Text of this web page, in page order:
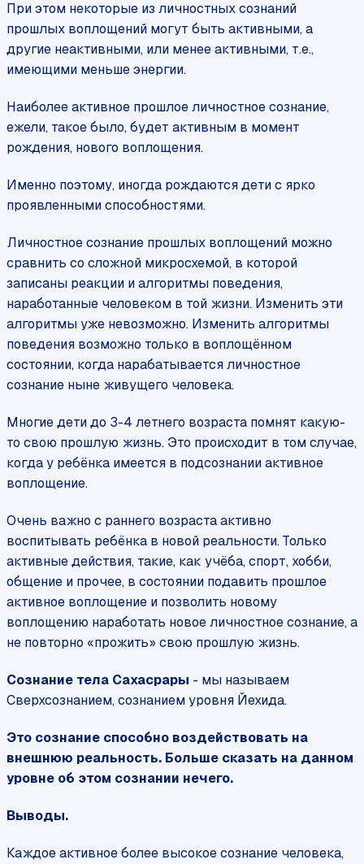
При этом некоторые из личностных сознаний
прошлых воплощений могут быть активными, а
другие неактивными, или менее активными, т.е.,
имеющими меньше энергии.
Наиболее активное прошлое личностное сознание,
ежели, такое было, будет активным в момент
рождения, нового воплощения.
Именно поэтому, иногда рождаются дети с ярко
проявленными способностями.
Личностное сознание прошлых воплощений можно
сравнить со сложной микросхемой, в которой
записаны реакции и алгоритмы поведения,
наработанные человеком в той жизни. Изменить эти
алгоритмы уже невозможно. Изменить алгоритмы
поведения возможно только в воплощённом
состоянии, когда нарабатывается личностное
сознание ныне живущего человека.
Многие дети до 3-4 летнего возраста помнят какую-
то свою прошлую жизнь. Это происходит в том случае,
когда у ребёнка имеется в подсознании активное
воплощение.
Очень важно с раннего возраста активно
воспитывать ребёнка в новой реальности. Только
активные действия, такие, как учёба, спорт, хобби,
общение и прочее, в состоянии подавить прошлое
активное воплощение и позволить новому
воплощению наработать новое личностное сознание, а
не повторно «прожить» свою прошлую жизнь.
Сознание тела Сахасрары - мы называем
Сверхсознанием, сознанием уровня Йехида.
Это сознание способно воздействовать на
внешнюю реальность. Больше сказать на данном
уровне об этом сознании нечего.
Выводы.
Каждое активное более высокое сознание человека,